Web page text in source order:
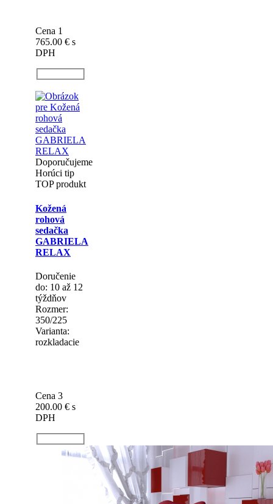
Cena 1
765.00 € s
DPH
Doporučujeme
Horúci tip
TOP produkt
Kožená
rohová
sedačka
GABRIELA
RELAX
Doručenie
do: 10 až 12
týždňov
Rozmer:
350/225
Varianta:
rozkladacie
Cena 3
200.00 € s
DPH